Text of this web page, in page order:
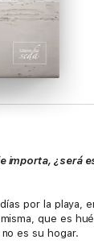
importa,
por la
que es
es su hogar.